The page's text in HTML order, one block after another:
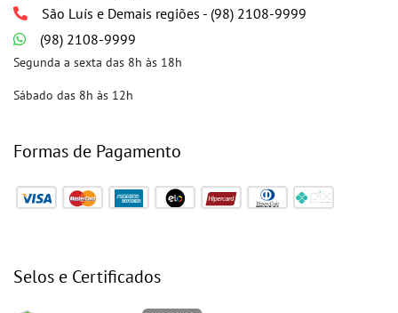
São Luís e Demais regiões - (98) 2108-9999
(98) 2108-9999
Segunda a sexta das 8h às 18h
Sábado das 8h às 12h
Formas de Pagamento
Selos e Certificados